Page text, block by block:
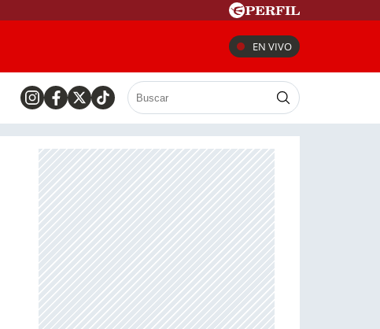
EN VIVO